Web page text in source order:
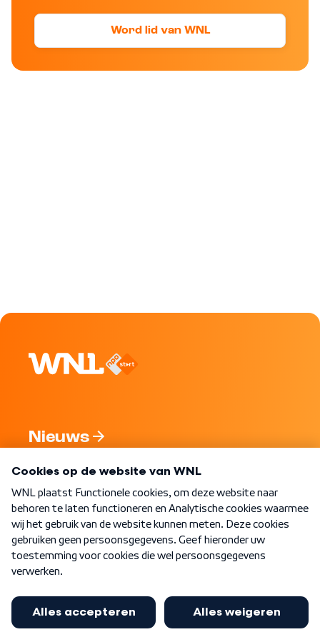
Word lid van WNL
Nieuws
Nieuwsbrief
Word Lid